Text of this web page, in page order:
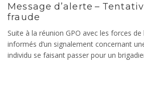
Message d’alerte –
fraude
Suite à la réunion GPO avec les forces de
informés d’un signalement concernant
individu se faisant passer pour un